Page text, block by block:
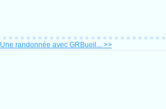
Une randonnée avec GRBueil... >>